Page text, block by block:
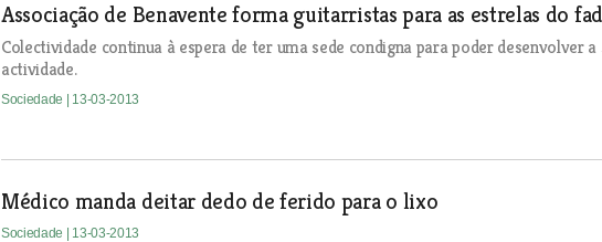
Associação de Benavente forma guitarristas para as estrelas do
Colectividade continua à espera de ter uma sede condigna para poder desenvolver a
actividade.
Sociedade | 13-03-2013
Médico manda deitar dedo de ferido para o lixo
Sociedade | 13-03-2013